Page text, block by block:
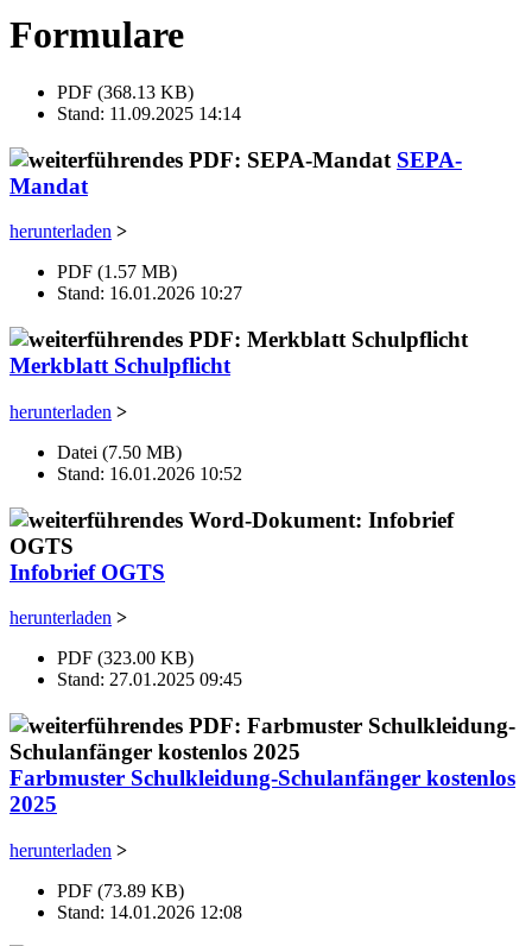
Formulare
PDF (368.13 KB)
Stand: 11.09.2025 14:14
SEPA-
Mandat
herunterladen >
PDF (1.57 MB)
Stand: 16.01.2026 10:27
Merkblatt Schulpflicht
herunterladen >
Datei (7.50 MB)
Stand: 16.01.2026 10:52
Infobrief OGTS
herunterladen >
PDF (323.00 KB)
Stand: 27.01.2025 09:45
Farbmuster Schulkleidung-Schulanfänger kostenlos
2025
herunterladen >
PDF (73.89 KB)
Stand: 14.01.2026 12:08